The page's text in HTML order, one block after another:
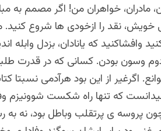
مادران، خواهران من! اگر مصمم به
نقد را ازخودی ها شروع کنید.
وافشاکنید که یانادان، بزدل وابله
وسون بودن. کسانی که در قدرت
اگرغیر از این بود هرآدمی نسبتا
که تنها راه شکست شوونیزم
پروسه ی پرتقلب وباطل بود، نه